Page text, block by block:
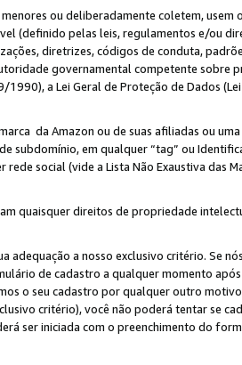
ou deliberadamente coletem, usem
(definido pelas leis, regulamentos e/ou
diretrizes, códigos de conduta,
governamental competente sobre
1990), a Lei Geral de Proteção de Dados
da Amazon ou de suas afiliadas ou
subdomínio, em qualquer “tag” ou
social (vide a Lista Não Exaustiva das
quaisquer direitos de propriedade
adequação a nosso exclusivo critério. Se
de cadastro a qualquer momento
o seu cadastro por qualquer outro
critério), você não poderá tentar se
ser iniciada com o preenchimento do